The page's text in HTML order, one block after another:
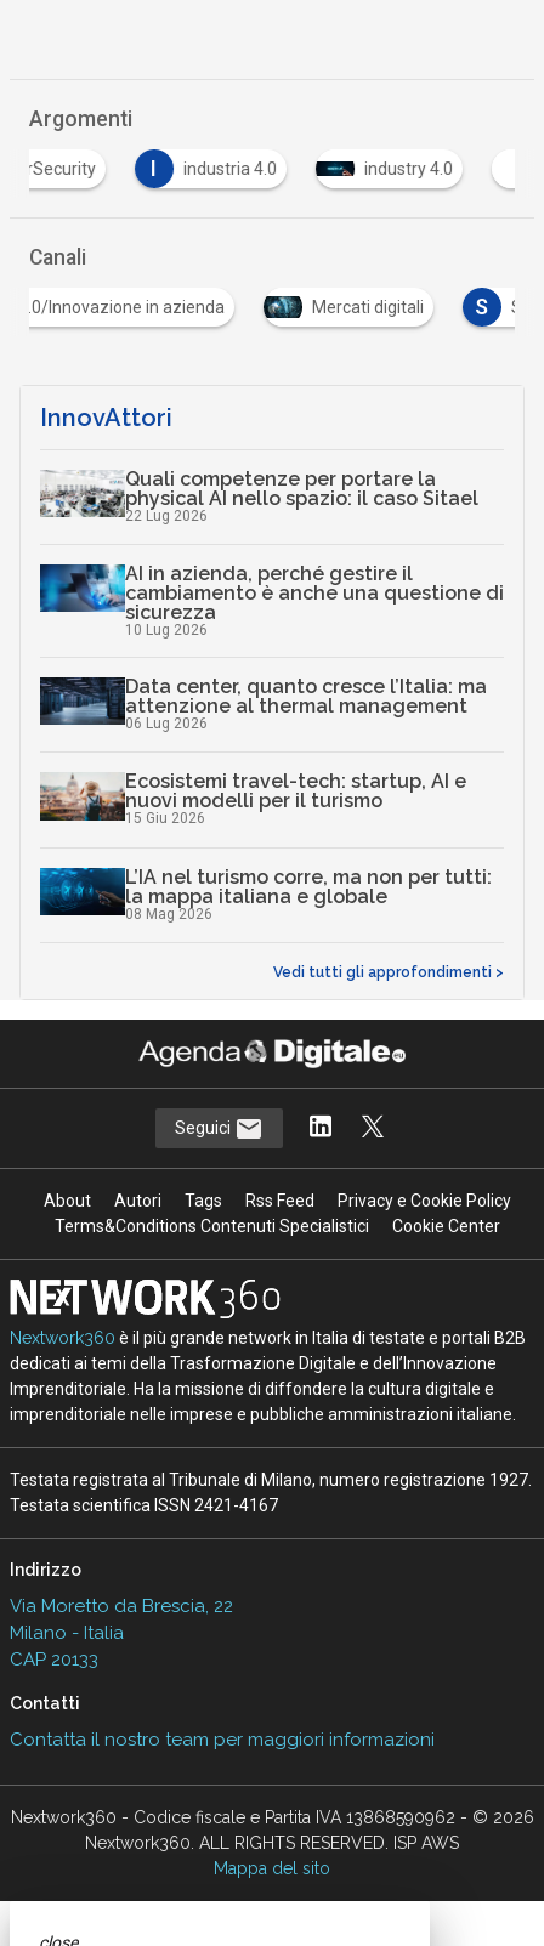
Argomenti
I industria 4.0 industry 4.0 Intelligenza
Canali
azienda Mercati digitali S Sicurezza digitale
InnovAttori
Quali competenze per portare la
physical AI nello spazio: il caso Sitael
22 Lug 2026
AI in azienda, perché gestire il
cambiamento è anche una questione di
sicurezza
10 Lug 2026
Data center, quanto cresce l’Italia: ma
attenzione al thermal management
06 Lug 2026
Ecosistemi travel-tech: startup, AI e
nuovi modelli per il turismo
15 Giu 2026
L’IA nel turismo corre, ma non per tutti:
la mappa italiana e globale
08 Mag 2026
Vedi tutti gli approfondimenti >
Seguici
About Autori Tags Rss Feed
Privacy e Cookie Policy
Terms&Conditions Contenuti Specialistici
Cookie Center
Nextwork360 è il più grande network in Italia di testate e portali B2B
dedicati ai temi della Trasformazione Digitale e dell’Innovazione
Imprenditoriale. Ha la missione di diffondere la cultura digitale e
imprenditoriale nelle imprese e pubbliche amministrazioni italiane.
Testata registrata al Tribunale di Milano, numero registrazione 1927.
Testata scientifica ISSN 2421-4167
Indirizzo
Via Moretto da Brescia, 22
Milano - Italia
CAP 20133
Contatti
Contatta il nostro team per maggiori informazioni
Nextwork360 - Codice fiscale e Partita IVA 13868590962 - © 2026
Nextwork360. ALL RIGHTS RESERVED. ISP AWS
Mappa del sito